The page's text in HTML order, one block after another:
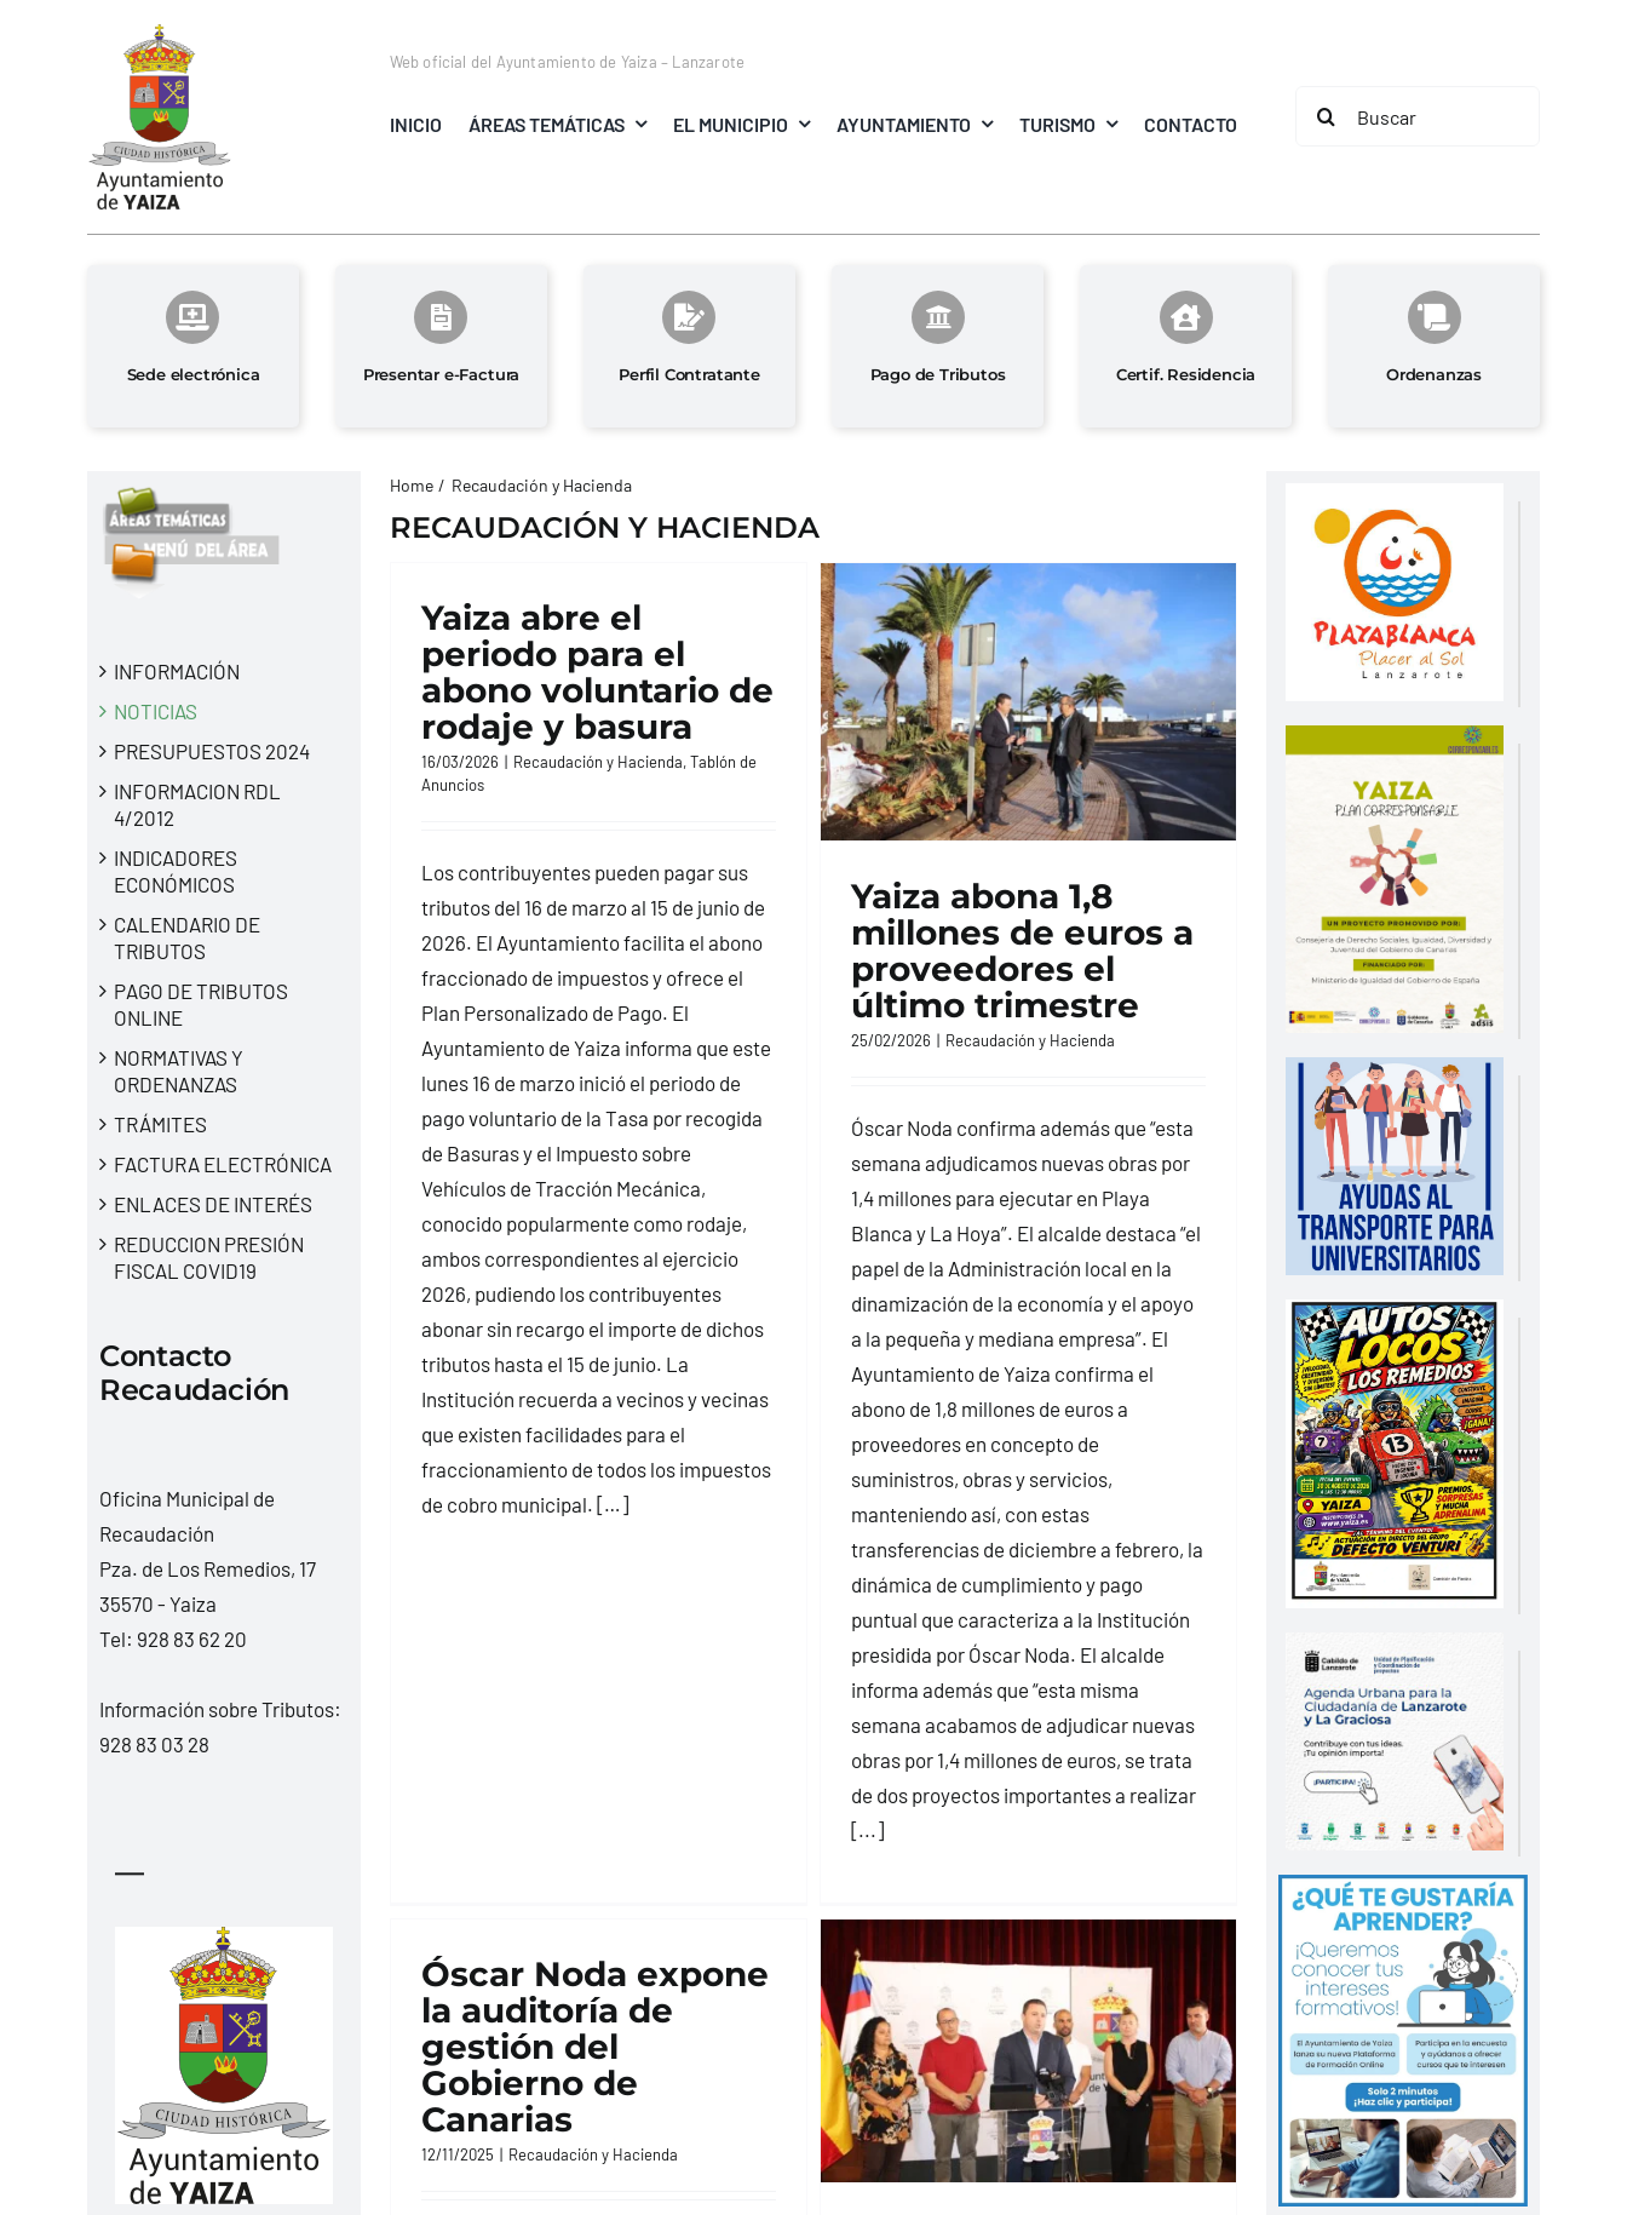
Web oficial del Ayuntamiento de Yaiza – Lanzarote
INICIO ÁREAS TEMÁTICAS EL MUNICIPIO AYUNTAMIENTO TURISMO CONTACTO
Buscar:
Sede electrónica Presentar e-Factura Perfil Contratante Pago de Tributos Certif. Residencia Ordenanzas
INFORMACIÓN
NOTICIAS
PRESUPUESTOS 2024
INFORMACION RDL
4/2012
INDICADORES
ECONÓMICOS
CALENDARIO DE
TRIBUTOS
PAGO DE TRIBUTOS
ONLINE
NORMATIVAS Y
ORDENANZAS
TRÁMITES
FACTURA ELECTRÓNICA
ENLACES DE INTERÉS
REDUCCION PRESIÓN
FISCAL COVID19
Contacto
Recaudación
Oficina Municipal de
Recaudación
Pza. de Los Remedios, 17
35570 - Yaiza
Tel: 928 83 62 20
Información sobre Tributos:
928 83 03 28
—
Home Recaudación y Hacienda
RECAUDACIÓN Y HACIENDA
Yaiza abre el
periodo para el
abono voluntario de
rodaje y basura
16/03/2026 | Recaudación y Hacienda,Tablón de
Anuncios
Los contribuyentes pueden pagar sus
tributos del 16 de marzo al 15 de junio de
2026. El Ayuntamiento facilita el abono
fraccionado de impuestos y ofrece el
Plan Personalizado de Pago. El
Ayuntamiento de Yaiza informa que este
lunes 16 de marzo inició el periodo de
pago voluntario de la Tasa por recogida
de Basuras y el Impuesto sobre
Vehículos de Tracción Mecánica,
conocido popularmente como rodaje,
ambos correspondientes al ejercicio
2026, pudiendo los contribuyentes
abonar sin recargo el importe de dichos
tributos hasta el 15 de junio. La
Institución recuerda a vecinos y vecinas
que existen facilidades para el
fraccionamiento de todos los impuestos
de cobro municipal. […]
Yaiza abona 1,8
millones de euros a
proveedores el
último trimestre
25/02/2026 | Recaudación y Hacienda
Óscar Noda confirma además que “esta
semana adjudicamos nuevas obras por
1,4 millones para ejecutar en Playa
Blanca y La Hoya”. El alcalde destaca “el
papel de la Administración local en la
dinamización de la economía y el apoyo
a la pequeña y mediana empresa”. El
Ayuntamiento de Yaiza confirma el
abono de 1,8 millones de euros a
proveedores en concepto de
suministros, obras y servicios,
manteniendo así, con estas
transferencias de diciembre a febrero, la
dinámica de cumplimiento y pago
puntual que caracteriza a la Institución
presidida por Óscar Noda. El alcalde
informa además que “esta misma
semana acabamos de adjudicar nuevas
obras por 1,4 millones de euros, se trata
de dos proyectos importantes a realizar
[...]
Óscar Noda expone
la auditoría de
gestión del
Gobierno de
Canarias
12/11/2025 | Recaudación y Hacienda